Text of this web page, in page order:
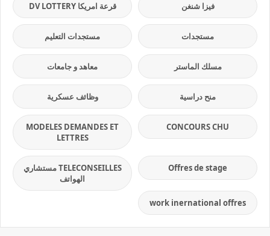
فيزا شنغن قرعة امريكا DV LOTTERY
مستجدات مستجدات التعليم
مسلك الماستر معاهد و جامعات
منح دراسية وظائف عسكرية
CONCOURS CHU
MODELES DEMANDES ET
LETTRES
Offres de stage
TELECONSEILLES مستشاري
الهواتف
work inernational offres